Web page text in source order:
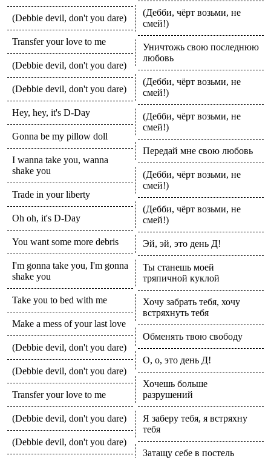
(Debbie devil, don't you dare)
Transfer your love to me
(Debbie devil, don't you dare)
(Debbie devil, don't you dare)
Hey, hey, it's D-Day
Gonna be my pillow doll
I wanna take you, wanna
shake you
Trade in your liberty
Oh oh, it's D-Day
You want some more debris
I'm gonna take you, I'm gonna
shake you
Take you to bed with me
Make a mess of your last love
(Debbie devil, don't you dare)
(Debbie devil, don't you dare)
Transfer your love to me
(Debbie devil, don't you dare)
(Debbie devil, don't you dare)
(Дебби, чёрт возьми, не
смей!)
Уничтожь свою последнюю
любовь
(Дебби, чёрт возьми, не
смей!)
(Дебби, чёрт возьми, не
смей!)
Передай мне свою любовь
(Дебби, чёрт возьми, не
смей!)
(Дебби, чёрт возьми, не
смей!)
Эй, эй, это день Д!
Ты станешь моей
тряпичной куклой
Хочу забрать тебя, хочу
встряхнуть тебя
Обменять твою свободу
О, о, это день Д!
Хочешь больше
разрушений
Я заберу тебя, я встряхну
тебя
Затащу себе в постель